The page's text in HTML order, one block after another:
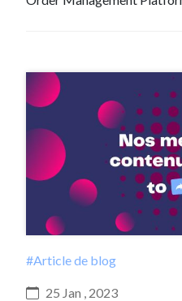
#Article de blog
25 Jan , 2023